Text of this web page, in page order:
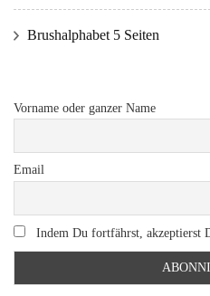
Brushalphabet 5 Seiten
Vorname oder ganzer Name
Email
Indem Du fortfährst, akzeptierst